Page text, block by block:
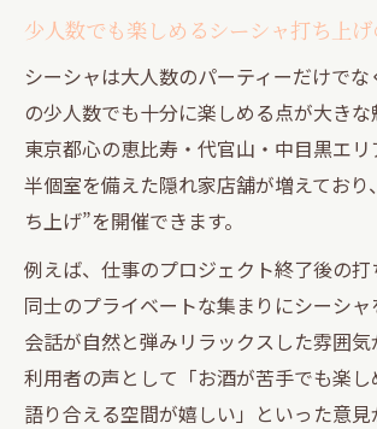
少人数でも楽しめるシーシャ打ち上
シーシャは大人数のパーティーだけで
の少人数でも十分に楽しめる点が大きな
東京都心の恵比寿・代官山・中目黒エ
半個室を備えた隠れ家店舗が増えており
ち上げ”を開催できます。
例えば、仕事のプロジェクト終了後の打
同士のプライベートな集まりにシーシャ
会話が自然と弾みリラックスした雰囲気
利用者の声として「お酒が苦手でも楽
語り合える空間が嬉しい」といった意見